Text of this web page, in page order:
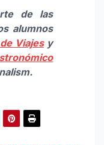
de las
alumnos
Viajesy